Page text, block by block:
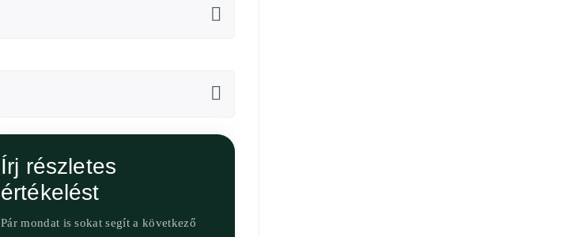
Írj részletes
értékelést
Pár mondat is sokat segít a következő